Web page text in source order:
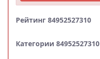
Рейтинг 84952527310
Категории 84952527310